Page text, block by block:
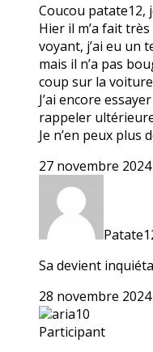
Coucou patate12,
Hier il m’a fait
voyant, j’ai eu un
mais il n’a pas
coup sur la
J’ai encore
rappeler
Je n’en peux plus
27 novembre
Sa devient
28 novembre
aria10
Participant